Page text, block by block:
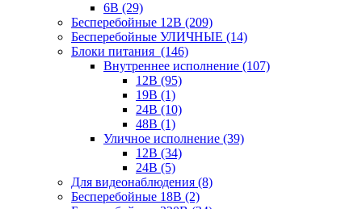
6В (29)
Бесперебойные 12В (209)
Бесперебойные УЛИЧНЫЕ (14)
Блоки питания (146)
Внутреннее исполнение (107)
12В (95)
19В (1)
24В (10)
48В (1)
Уличное исполнение (39)
12В (34)
24В (5)
Для видеонаблюдения (8)
Бесперебойные 18В (2)